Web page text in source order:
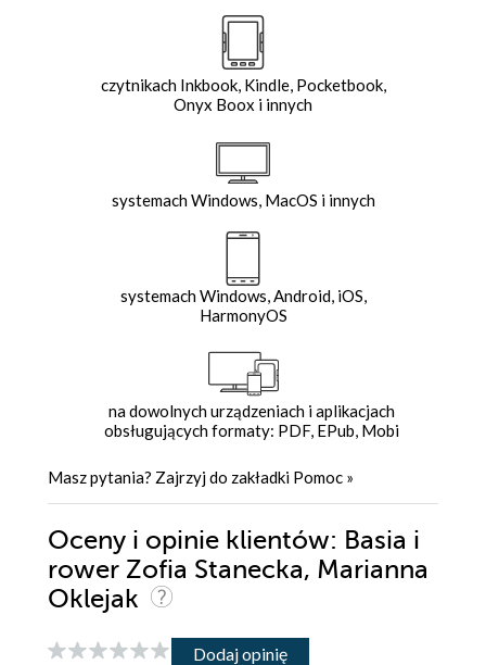
czytnikach Inkbook, Kindle, Pocketbook,
Onyx Boox i innych
systemach Windows, MacOS i innych
systemach Windows, Android, iOS,
HarmonyOS
na dowolnych urządzeniach i aplikacjach
obsługujących formaty: PDF, EPub, Mobi
Masz pytania? Zajrzyj do zakładki Pomoc »
Oceny i opinie klientów: Basia i
rower Zofia Stanecka, Marianna
Oklejak
Dodaj opinię